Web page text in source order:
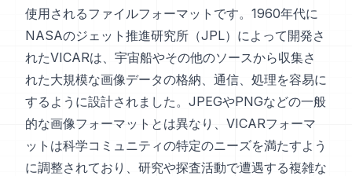
使用されるファイルフォーマットです。1960年代に
NASAのジェット推進研究所（JPL）によって開発さ
れたVICARは、宇宙船やその他のソースから収集さ
れた大規模な画像データの格納、通信、処理を容易に
するように設計されました。JPEGやPNGなどの一般
的な画像フォーマットとは異なり、VICARフォーマ
ットは科学コミュニティの特定のニーズを満たすよう
に調整されており、研究や探査活動で遭遇する複雑な